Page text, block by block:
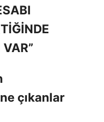
çıkanlar